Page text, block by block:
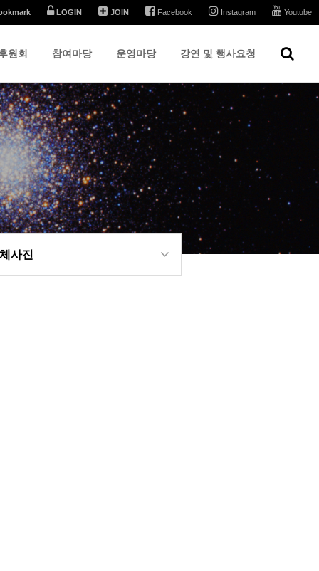
LOGIN JOIN Facebook Instagram Youtube
원회 참여마당 운영마당 강연 및 행사요청
사진